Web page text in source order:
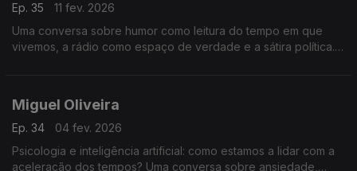
Ep. 35
11 fev. 2026
Uma conversa sobre humor como leitura do tempo em que
vivemos, a rádio como espaço de verdade e a sátira política.
Miguel Oliveira
Ep. 34
04 fev. 2026
Psicologia e inteligência artificial: como estamos a lidar com a
aceleração dos tempos? Uma conversa sobre ansiedade,